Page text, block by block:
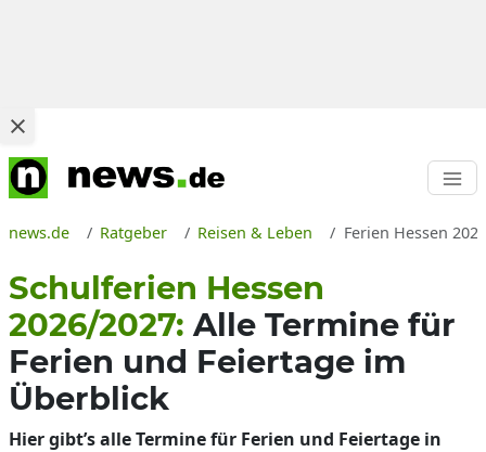
news.de Ratgeber Reisen & Leben Ferien Hessen
Schulferien Hessen
2026/2027: Alle Termine für
Ferien und Feiertage im
Überblick
Hier gibt’s alle Termine für Ferien und Feiertage in